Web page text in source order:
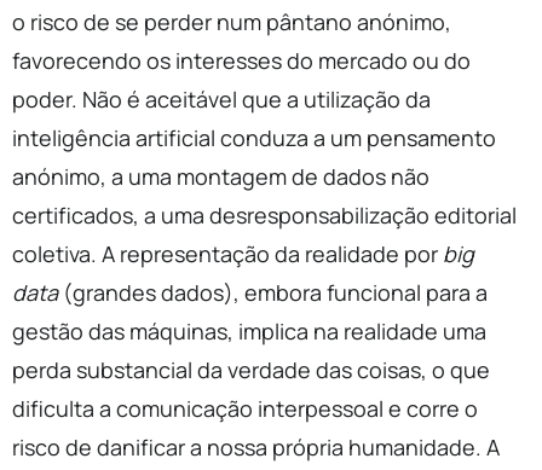
o risco de se perder num pântano anónimo,
favorecendo os interesses do mercado ou do
poder. Não é aceitável que a utilização da
inteligência artificial conduza a um pensamento
anónimo, a uma montagem de dados não
certificados, a uma desresponsabilização editorial
coletiva. A representação da realidade por big
data(grandes dados), embora funcional para a
gestão das máquinas, implica na realidade uma
perda substancial da verdade das coisas, o que
dificulta a comunicação interpessoal e corre o
risco de danificar a nossa própria humanidade. A